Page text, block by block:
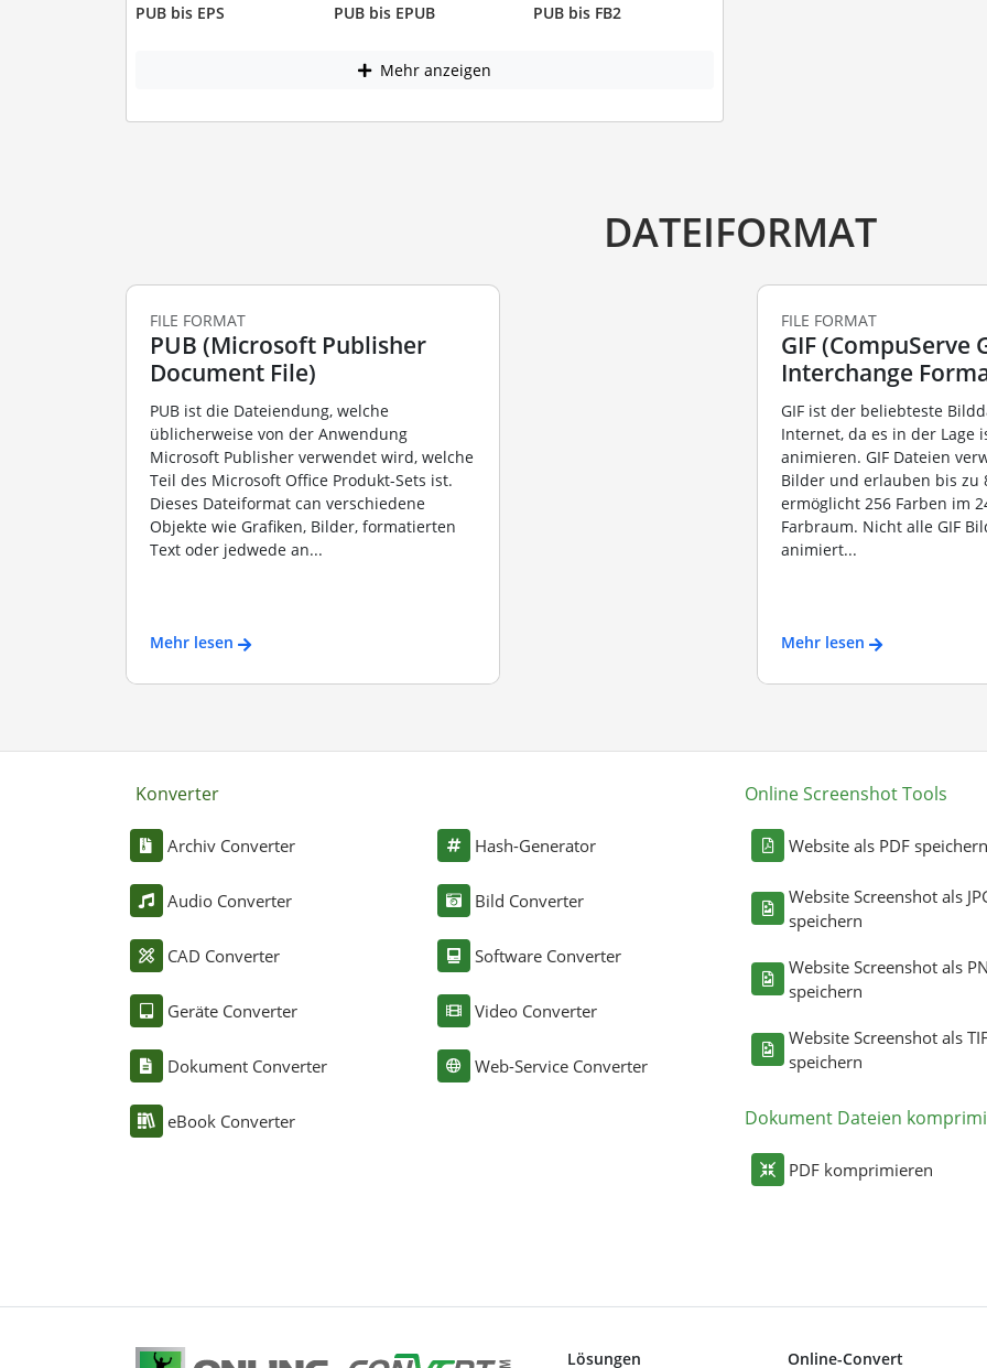
PUB bis EPS PUB bis EPUB PUB bis FB2
Mehr anzeigen
DATEIFORMAT
FILE FORMAT
PUB (Microsoft Publisher
Document File)
PUB ist die Dateiendung, welche
üblicherweise von der Anwendung
Microsoft Publisher verwendet wird, welche
Teil des Microsoft Office Produkt-Sets ist.
Dieses Dateiformat can verschiedene
Objekte wie Grafiken, Bilder, formatierten
Text oder jedwede an...
Mehr lesen
FILE FORMAT
GIF (CompuServe
Interchange
GIF ist der beliebteste
Internet, da es in der Lage
animieren. GIF Dateien
Bilder und erlauben bis zu
ermöglicht 256 Farben im
Farbraum. Nicht alle GIF
animiert...
Mehr lesen
Konverter
Archiv Converter
Audio Converter
CAD Converter
Geräte Converter
Dokument Converter
eBook Converter
Hash-Generator
Bild Converter
Software Converter
Video Converter
Web-Service Converter
Online Screenshot Tools
Website als PDF speichern
Website Screenshot als
speichern
Website Screenshot als
speichern
Website Screenshot als
speichern
Dokument Dateien
PDF komprimieren
Lösungen Online-Convert